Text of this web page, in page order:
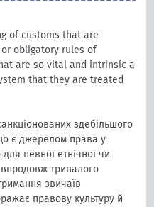
of customs that are
obligatory rules of
are so vital and intrinsic a
that they are treated
здебільшого
є джерелом права у
певної етнічної чи
впродовж тривалого
звичаїв
правову культуру й